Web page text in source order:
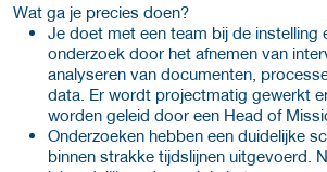
Wat ga je precies doen?
Je doet met een team bij de instelling
onderzoek door het afnemen van
analyseren van documenten,
data. Er wordt projectmatig gewerkt
worden geleid door een Head of
Onderzoeken hebben een duidelijke
binnen strakke tijdslijnen uitgevoerd.